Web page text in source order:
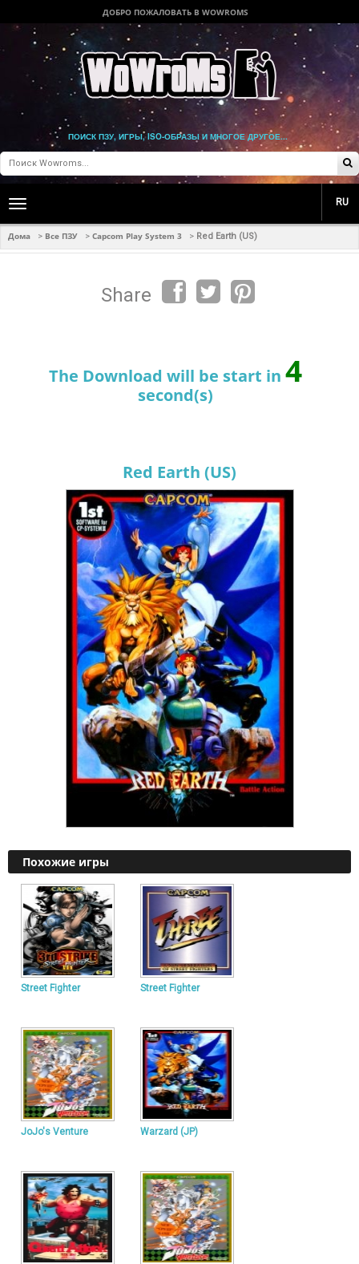
ДОБРО ПОЖАЛОВАТЬ В WOWROMS
ПОИСК ПЗУ, ИГРЫ, ISO-ОБРАЗЫ И МНОГОЕ ДРУГОЕ...
Toggle
navigation
RU
Дома > Все ПЗУ > Capcom Play System 3 > Red Earth (US)
Share
The Download will be start in 3
second(s)
Red Earth (US)
Похожие игры
Street Fighter Street Fighter
JoJo's Venture Warzard (JP)